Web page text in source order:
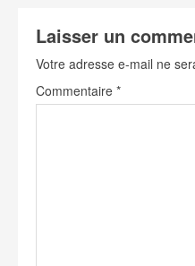
t
i
n
u
Laisser un
Votre adresse e-mail ne
Commentaire *